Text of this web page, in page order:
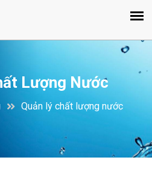
Lượng Nước
Quản lý chất lượng nước